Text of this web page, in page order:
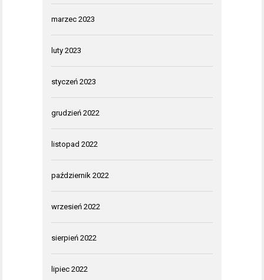
marzec 2023
luty 2023
styczeń 2023
grudzień 2022
listopad 2022
październik 2022
wrzesień 2022
sierpień 2022
lipiec 2022